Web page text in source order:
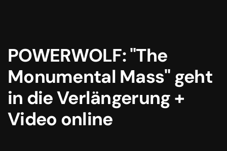
POWERWOLF: "The
Monumental Mass" geht
in die Verlängerung +
Video online